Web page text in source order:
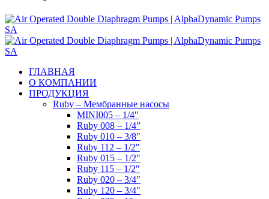
ГЛАВНАЯ
О КОМПАНИИ
ПРОДУКЦИЯ
Ruby – Мембранные насосы
MINI005 – 1/4″
Ruby 008 – 1/4”
Ruby 010 – 3/8″
Ruby 112 – 1/2″
Ruby 015 – 1/2″
Ruby 115 – 1/2″
Ruby 020 – 3/4″
Ruby 120 – 3/4″